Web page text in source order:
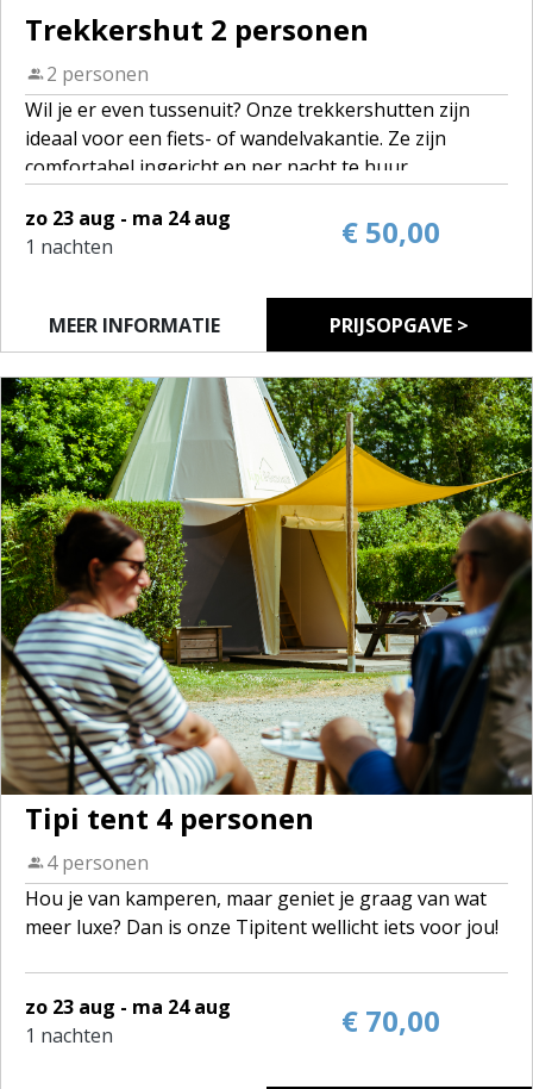
Trekkershut 2 personen
2 personen
Wil je er even tussenuit? Onze trekkershutten zijn
ideaal voor een fiets- of wandelvakantie. Ze zijn
comfortabel ingericht en per nacht te huur.
• 4 hutten voor 4 personen
• 1 hut voor 2 personen
een eenvoudige kookgelegenheid met keukenset.
de camping.
zo 23 aug - ma 24 aug
1 nachten
€ 50,00
MEER INFORMATIE PRIJSOPGAVE >
Tipi tent 4 personen
4 personen
Hou je van kamperen, maar geniet je graag van wat
meer luxe? Dan is onze Tipitent wellicht iets voor jou!
het domein zijn 2 tipi's te huur.
2 slaapkamers, een zitruimte met keukenblok en een
zo 23 aug - ma 24 aug
1 nachten
€ 70,00